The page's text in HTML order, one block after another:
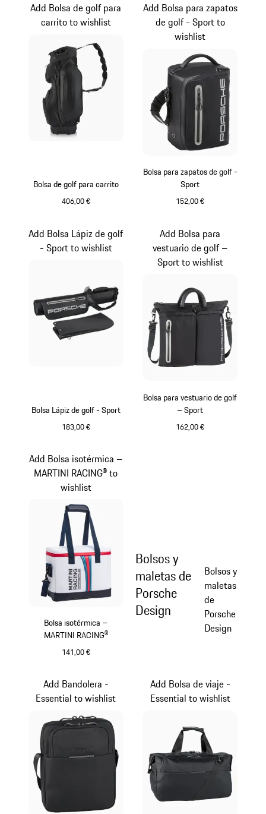
Bolsa de golf para carrito
406,00 €
Add Bolsa de golf para
carrito to wishlist
Bolsa para zapatos de golf -
Sport
152,00 €
Add Bolsa para zapatos
de golf - Sport to
wishlist
Bolsa Lápiz de golf - Sport
183,00 €
Add Bolsa Lápiz de golf
- Sport to wishlist
Bolsa para vestuario de golf
– Sport
162,00 €
Add Bolsa para
vestuario de golf –
Sport to wishlist
Bolsa isotérmica –
MARTINI RACING®
141,00 €
Add Bolsa isotérmica –
MARTINI RACING® to
wishlist
Bolsos y
maletas de
Porsche
Design
Bolsos y
maletas
de
Porsche
Design
Add Bandolera -
Essential to wishlist
Add Bolsa de viaje -
Essential to wishlist